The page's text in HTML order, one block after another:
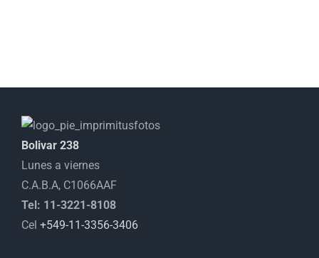
opciones
pueden
en
la
página
de
opciones
Bolivar 238
Lunes a viernes
C.A.B.A, C1066AAF
Tel: 11-3221-8108
Cel +549-11-3356-3406